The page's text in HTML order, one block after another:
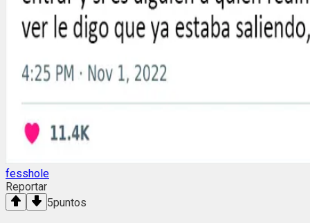
fesshole
Reportar
5puntos